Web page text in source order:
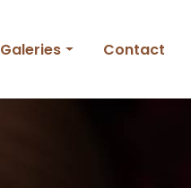
Galeries Contact